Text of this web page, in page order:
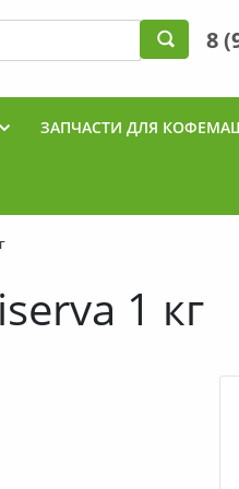
8
ЗАПЧАСТИ ДЛЯ
1 кг